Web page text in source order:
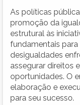
As políticas
promoção da
estrutural às
fundamentais
desigualdades
assegurar direitos
oportunidades. O
elaboração e
para seu sucesso.